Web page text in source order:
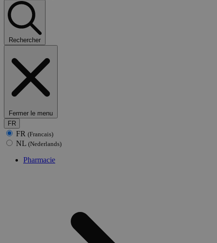
Rechercher
Fermer le menu
FR
FR (Francais)
NL (Nederlands)
Pharmacie